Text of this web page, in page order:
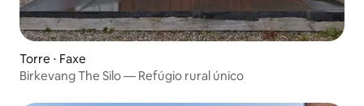
Torre ⋅ Faxe
Birkevang The Silo — Refúgio rural único